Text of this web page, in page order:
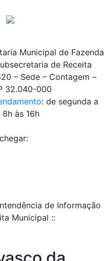
Municipal de Fazenda
de Receita
– Sede – Contagem –
32.040-000
: de segunda a
às 16h
de Informação
Municipal ::